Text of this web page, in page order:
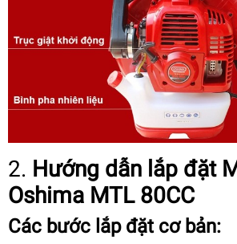
2. Hướng dẫn lắp đặt
Oshima MTL 80CC
Các bước lắp đặt cơ bản: